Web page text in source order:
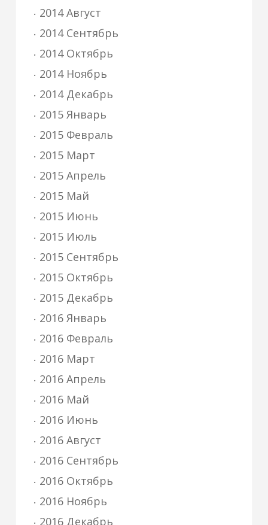
2014 Август
2014 Сентябрь
2014 Октябрь
2014 Ноябрь
2014 Декабрь
2015 Январь
2015 Февраль
2015 Март
2015 Апрель
2015 Май
2015 Июнь
2015 Июль
2015 Сентябрь
2015 Октябрь
2015 Декабрь
2016 Январь
2016 Февраль
2016 Март
2016 Апрель
2016 Май
2016 Июнь
2016 Август
2016 Сентябрь
2016 Октябрь
2016 Ноябрь
2016 Декабрь